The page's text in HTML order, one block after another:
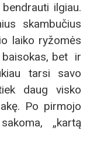
ilgiau.
skambučius
laiko ryžomės
baisokas, bet ir
tarsi savo
daug visko
Po pirmojo
„kartą